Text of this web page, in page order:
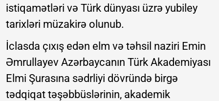
istiqamətləri və Türk dünyası üzrə yubiley
tarixləri müzakirə olunub.
İclasda çıxış edən elm və təhsil naziri Emin
Əmrullayev Azərbaycanın Türk Akademiyası
Elmi Şurasına sədrliyi dövründə birgə
tədqiqat təşəbbüslərinin, akademik